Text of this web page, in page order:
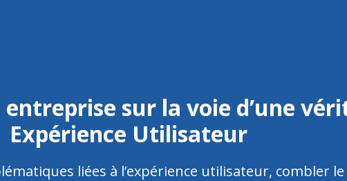
sur la voie d’une
Expérience Utilisateur
liées à l’expérience utilisateur, combler